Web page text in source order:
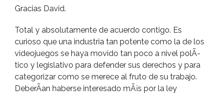
Gracias David.
Total y absolutamente de acuerdo contigo. Es
curioso que una industria tan potente como la de los
videojuegos se haya movido tan poco a nivel polÃ­
tico y legislativo para defender sus derechos y para
categorizar como se merece al fruto de su trabajo.
DeberÃ­an haberse interesado mÃ¡s por la ley